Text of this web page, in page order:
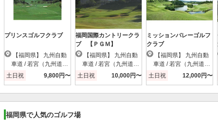
プリンスゴルフクラブ
車道 / 若宮（九州道）I
C
土日祝 9,800円〜
福岡国際カントリークラ
ブ 【ＰＧＭ】
車道 / 若宮（九州道）I
C
土日祝 10,000円〜
ミッションバレーゴルフ
クラブ
車道 / 若宮（九州道）I
C
土日祝 12,000円〜
福岡県で人気のゴルフ場